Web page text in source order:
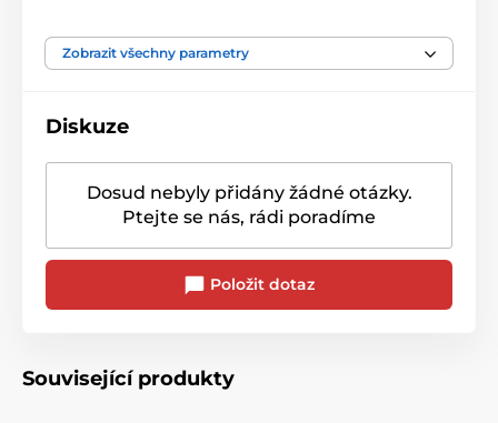
Motiv hodinek
Zobrazit všechny parametry
Diskuze
Dosud nebyly přidány žádné otázky.
Ptejte se nás, rádi poradíme
Položit dotaz
Související produkty